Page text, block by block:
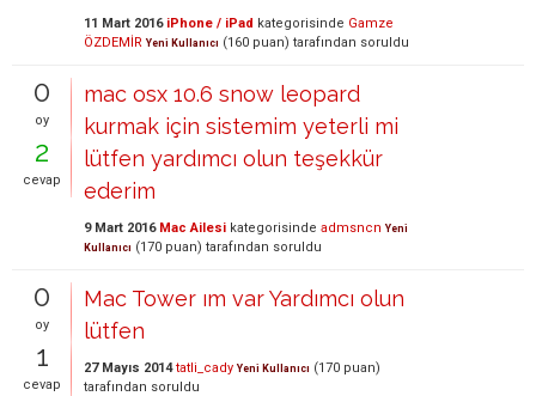
11 Mart 2016 iPhone / iPad kategorisinde Gamze
ÖZDEMİR Yeni Kullanıcı (160 puan) tarafından soruldu
0
oy
2
cevap
mac osx 10.6 snow leopard
kurmak için sistemim yeterli mi
lütfen yardımcı olun teşekkür
ederim
9 Mart 2016 Mac Ailesi kategorisinde admsncn Yeni
Kullanıcı (170 puan) tarafından soruldu
0
oy
1
cevap
Mac Tower ım var Yardımcı olun
lütfen
27 Mayıs 2014 tatli_cady Yeni Kullanıcı (170 puan)
tarafından soruldu